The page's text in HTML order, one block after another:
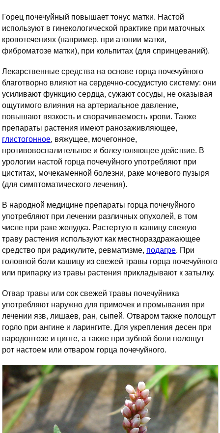
Горец почечуйный повышает тонус матки. Настой
используют в гинекологической практике при маточных
кровотечениях (например, при атонии матки,
фиброматозе матки), при кольпитах (для спринцеваний).
Лекарственные средства на основе горца почечуйного
благотворно влияют на сердечно-сосудистую систему: они
усиливают функцию сердца, сужают сосуды, не оказывая
ощутимого влияния на артериальное давление,
повышают вязкость и сворачиваемость крови. Также
препараты растения имеют ранозаживляющее,
глистогонное, вяжущее, мочегонное,
противовоспалительное и болеутоляющее действие. В
урологии настой горца почечуйного употребляют при
циститах, мочекаменной болезни, раке мочевого пузыря
(для симптоматического лечения).
В народной медицине препараты горца почечуйного
употребляют при лечении различных опухолей, в том
числе при раке желудка. Растертую в кашицу свежую
траву растения используют как местнораздражающее
средство при радикулите, ревматизме, подагре. При
головной боли кашицу из свежей травы горца почечуйного
или припарку из травы растения прикладывают к затылку.
Отвар травы или сок свежей травы почечуйника
употребляют наружно для примочек и промывания при
лечении язв, лишаев, ран, сыпей. Отваром также полощут
горло при ангине и ларингите. Для укрепления десен при
пародонтозе и цинге, а также при зубной боли полощут
рот настоем или отваром горца почечуйного.